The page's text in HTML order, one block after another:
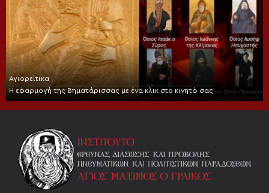
Αγιορείτικα
Η εφαρμογή της Βηματάρισσας με ένα κλικ στο κινητό σας